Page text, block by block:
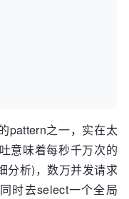
pattern之一，实在太
意味着每秒千万次的
分析)，数万并发请求
时去select一个全局